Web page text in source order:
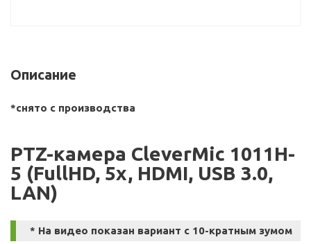
Описание
*снято с производства
PTZ-камера CleverMic 1011H-
5 (FullHD, 5x, HDMI, USB 3.0,
LAN)
* На видео показан вариант с 10-кратным зумом